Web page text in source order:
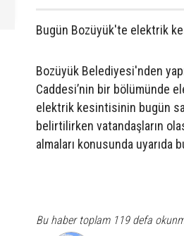
Bugün Bozüyük'te elektrik
Bozüyük Belediyesi'nden
Caddesi’nin bir bölümünde
elektrik kesintisinin bugün
belirtilirken vatandaşların
almaları konusunda uyarıda
Bu haber toplam 119 defa